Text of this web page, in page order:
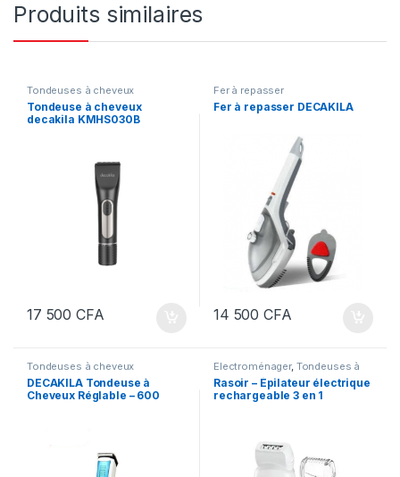
Produits similaires
Tondeuses à cheveux
Tondeuse à cheveux
decakila KMHS030B
17 500CFA
Fer à repasser
Fer à repasser DECAKILA
14 500CFA
Tondeuses à cheveux
DECAKILA Tondeuse à
Cheveux Réglable – 600
Electroménager, Tondeuses à
cheveux
Rasoir – Épilateur électrique
rechargeable 3 en 1